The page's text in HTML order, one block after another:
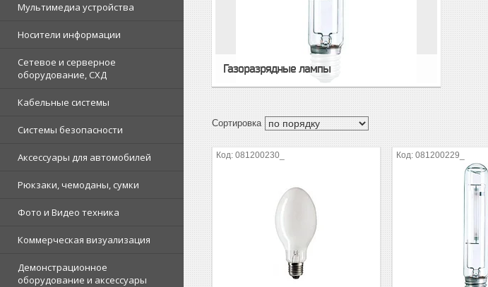
Мультимедиа устройства
Носители информации
Сетевое и серверное
оборудование, СХД
Кабельные системы
Системы безопасности
Аксессуары для автомобилей
Рюкзаки, чемоданы, сумки
Фото и Видео техника
Коммерческая визуализация
Демонстрационное
оборудование и аксессуары
Газоразрядные лампы
081200230_ 081200229_